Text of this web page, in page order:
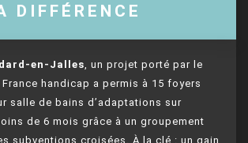
DIFFÉRENCE
en-Jalles , un projet porté par le
France handicap a permis à 15 foyers
salle de bains d’adaptations sur
de 6 mois grâce à un groupement
subventions croisées. À la clé : un gain